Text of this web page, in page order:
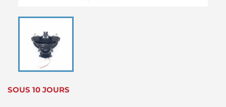
SOUS 10 JOURS